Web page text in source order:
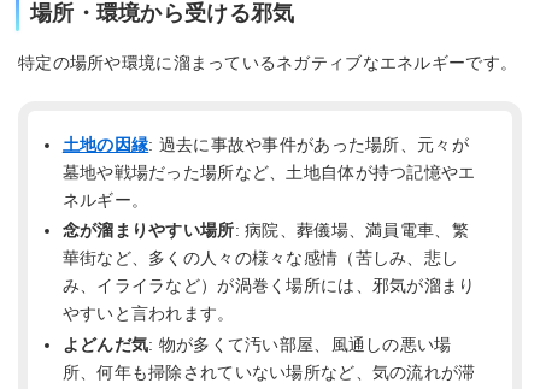
場所・環境から受ける邪気
特定の場所や環境に溜まっているネガティブなエネルギーです。
土地の因縁: 過去に事故や事件があった場所、元々が
墓地や戦場だった場所など、土地自体が持つ記憶やエ
ネルギー。
念が溜まりやすい場所: 病院、葬儀場、満員電車、繁
華街など、多くの人々の様々な感情（苦しみ、悲し
み、イライラなど）が渦巻く場所には、邪気が溜まり
やすいと言われます。
よどんだ気: 物が多くて汚い部屋、風通しの悪い場
所、何年も掃除されていない場所など、気の流れが滞